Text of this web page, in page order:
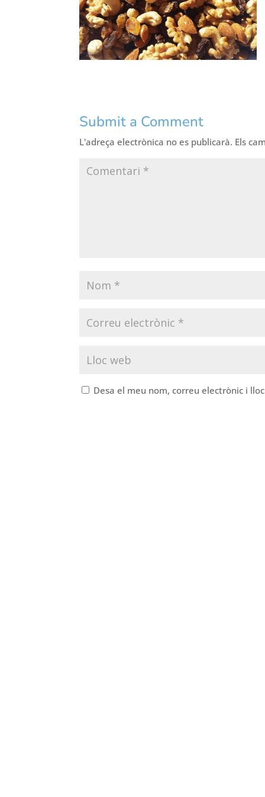
Submit a Comment
L'adreça electrònica no es publicarà. Els
Desa el meu nom, correu electrònic i